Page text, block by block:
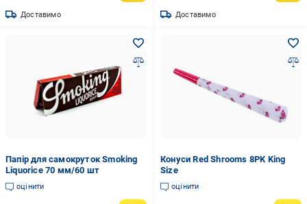
Доставимо Доставимо
Папір для самокруток Smoking
Liquorice 70 мм/60 шт
оцінити
Конуси Red Shrooms 8PK King
Size
оцінити